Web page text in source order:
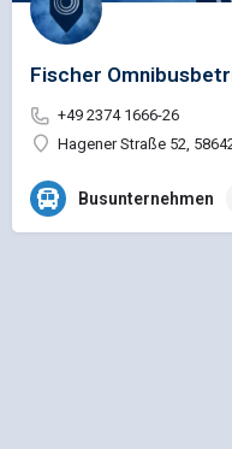
Fischer
+49 2374 1666-26
Hagener Straße 52,
Busunternehmen